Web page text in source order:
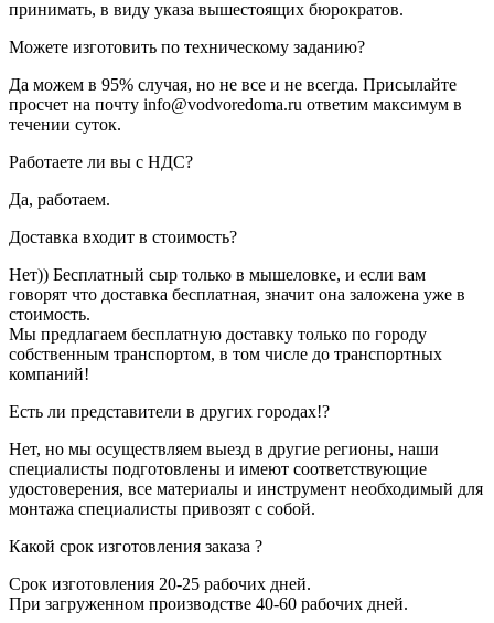
принимать, в виду указа вышестоящих бюрократов.
Можете изготовить по техническому заданию?
Да можем в 95% случая, но не все и не всегда. Присылайте
просчет на почту info@vodvoredoma.ru ответим максимум в
течении суток.
Работаете ли вы с НДС?
Да, работаем.
Доставка входит в стоимость?
Нет)) Бесплатный сыр только в мышеловке, и если вам
говорят что доставка бесплатная, значит она заложена уже в
стоимость.
Мы предлагаем бесплатную доставку только по городу
собственным транспортом, в том числе до транспортных
компаний!
Есть ли представители в других городах!?
Нет, но мы осуществляем выезд в другие регионы, наши
специалисты подготовлены и имеют соответствующие
удостоверения, все материалы и инструмент необходимый для
монтажа специалисты привозят с собой.
Какой срок изготовления заказа ?
Срок изготовления 20-25 рабочих дней.
При загруженном производстве 40-60 рабочих дней.